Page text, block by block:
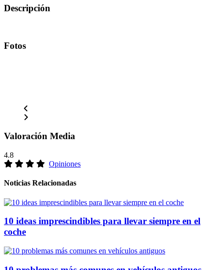
Descripción
Fotos
Valoración Media
4.8
Opiniones
Noticias Relacionadas
10 ideas imprescindibles para llevar siempre en el
coche